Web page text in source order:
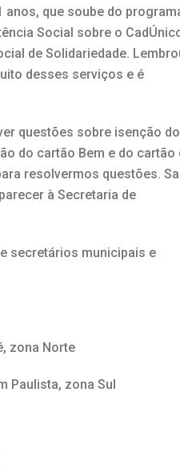
anos, que soube do
Social sobre o
de Solidariedade.
desses serviços e é
questões sobre isenção do
do cartão Bem e do cartão
resolvermos questões.
à Secretaria de
secretários municipais e
zona Norte
Paulista, zona Sul